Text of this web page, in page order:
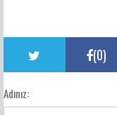
(0)
Adınız: